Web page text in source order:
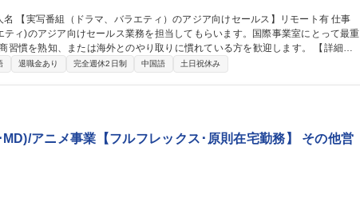
ィ)のアジア向けセールス業務を担当してもらいます。国際事業室にとって最重
を熟知、または海外とのやり取りに慣れている方を歓迎します。 【詳細】■
エティ)完パケセールス、フォーマットセールス、新規開拓のアシスタントマネ
退職金あり 完全週休2日制 中国語 土日祝休み
アニメ事業【フルフレックス･原則在宅勤務】 その他営